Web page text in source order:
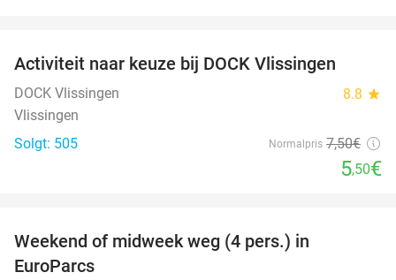
Activiteit naar keuze bij DOCK Vlissingen
DOCK Vlissingen 8.8 star
Vlissingen
Solgt: 505
Normalpris 7,50€
5,50€
Weekend of midweek weg (4 pers.) in
EuroParcs